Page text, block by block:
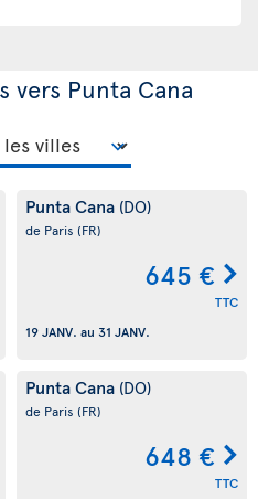
vers Punta Cana
Punta Cana (DO)
de Paris (FR)
645 €
TTC
19 JANV. au 31 JANV.
Punta Cana (DO)
de Paris (FR)
648 €
TTC